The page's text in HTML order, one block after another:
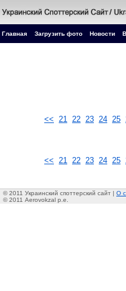
Главная Загрузить фото Новости
<< 21 22 23 24 25
<< 21 22 23 24 25
© 2011 Украинский споттерский сайт | О
© 2011 Aerovokzal p.e.